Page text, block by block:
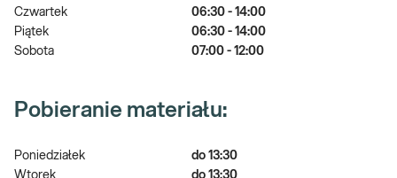
Czwartek
06:30 - 14:00
Piątek
06:30 - 14:00
Sobota
07:00 - 12:00
Pobieranie materiału:
Poniedziałek
do 13:30
Wtorek
do 13:30